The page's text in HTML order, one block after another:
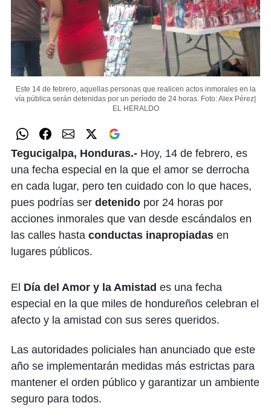
Este 14 de febrero, aquellas personas que realicen actos inmorales en la
vía pública serán detenidas por un período de 24 horas. Foto: Alex Pérez|
EL HERALDO
Tegucigalpa, Honduras.- Hoy, 14 de febrero, es
una fecha especial en la que el amor se derrocha
en cada lugar, pero ten cuidado con lo que haces,
pues podrías ser detenido por 24 horas por
acciones inmorales que van desde escándalos en
las calles hasta conductas inapropiadas en
lugares públicos.
El Día del Amor y la Amistad es una fecha
especial en la que miles de hondureños celebran el
afecto y la amistad con sus seres queridos.
Las autoridades policiales han anunciado que este
año se implementarán medidas más estrictas para
mantener el orden público y garantizar un ambiente
seguro para todos.